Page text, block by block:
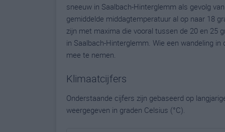
sneeuw in Saalbach-Hinterglemm als gevolg
gemiddelde middagtemperatuur al op naar 18
zijn met maxima die vooral tussen de 20 en 25
in Saalbach-Hinterglemm. Wie een wandeling
mee te nemen.
Klimaatcijfers
Onderstaande cijfers zijn gebaseerd op
weergegeven in graden Celsius (°C).